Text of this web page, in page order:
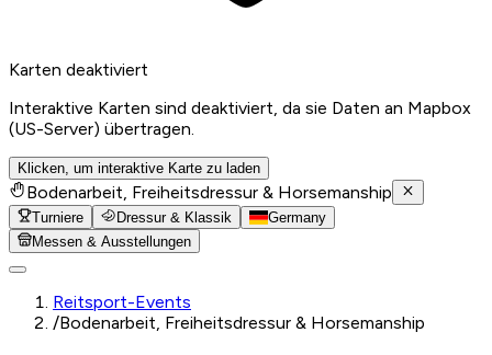
Karten deaktiviert
Interaktive Karten sind deaktiviert, da sie Daten an Mapbox
(US-Server) übertragen.
Klicken, um interaktive Karte zu laden
Bodenarbeit, Freiheitsdressur & Horsemanship
Turniere Dressur & Klassik
Germany
Messen & Ausstellungen
Reitsport-Events
/Bodenarbeit, Freiheitsdressur & Horsemanship